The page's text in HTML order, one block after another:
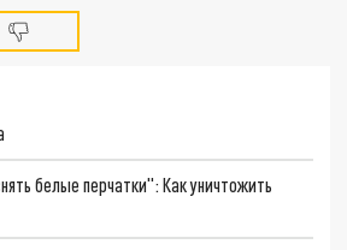
белые перчатки": Как уничтожить